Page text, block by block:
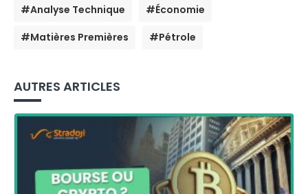
#Analyse Technique
#Économie
#Matières Premières
#Pétrole
AUTRES ARTICLES